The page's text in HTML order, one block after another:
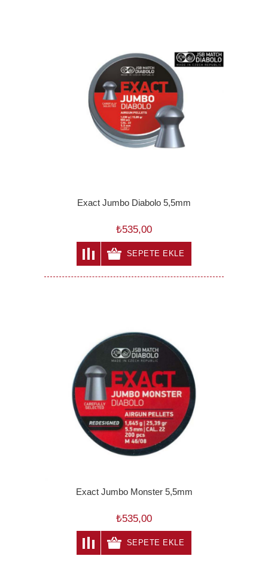
Exact Jumbo Diabolo 5,5mm
₺535,00
SEPETE EKLE
Exact Jumbo Monster 5,5mm
₺535,00
SEPETE EKLE